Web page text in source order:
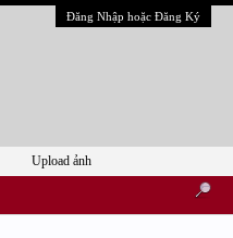
Đăng Nhập hoặc Đăng Ký
Upload ảnh